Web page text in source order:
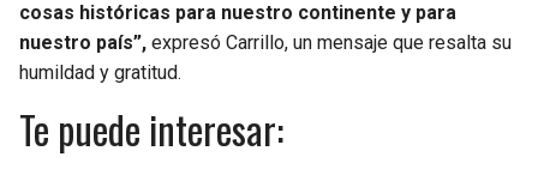
cosas históricas para nuestro continente y para
nuestro país”, expresó Carrillo, un mensaje que resalta su
humildad y gratitud.
Te puede interesar: